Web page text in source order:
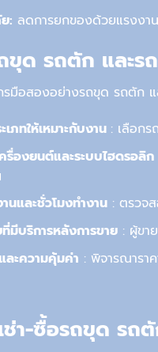
: ลดการยกของด้วยแรงงา
ขุด รถตัก และร
รมือสองอย่างรถขุด รถตัก
ภทให้เหมาะกับงาน : เลือก
องยนต์และระบบไฮดรอลิก
นและชั่วโมงทำงาน : ตรวจ
มีบริการหลังการขาย : ผู้ขา
ละความคุ้มค่า : พิจารณารา
ช่า-ซื้อรถขุด รถ